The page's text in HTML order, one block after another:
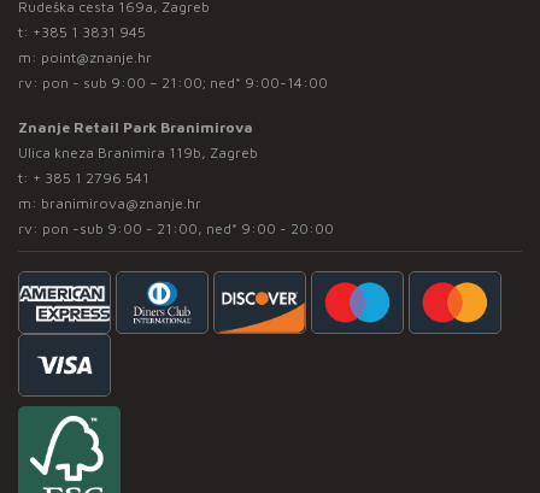
Rudeška cesta 169a, Zagreb
t: +385 1 3831 945
m: point@znanje.hr
rv: pon - sub 9:00 – 21:00; ned* 9:00-14:00
Znanje Retail Park Branimirova
Ulica kneza Branimira 119b, Zagreb
t: + 385 1 2796 541
m: branimirova@znanje.hr
rv: pon -sub 9:00 - 21:00, ned* 9:00 - 20:00